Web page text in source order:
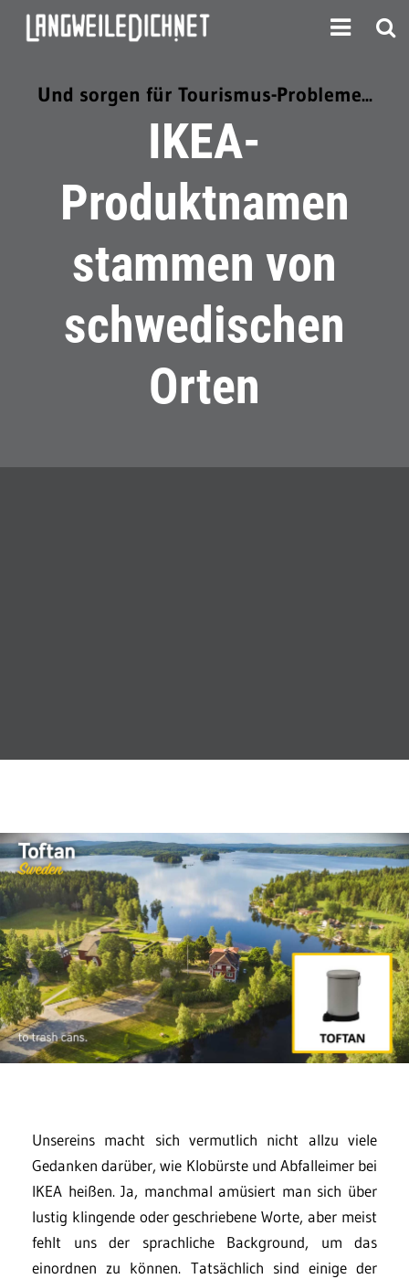
Und sorgen für Tourismus-Probleme...
IKEA-
Produktnamen
stammen von
schwedischen
Orten
Unsereins macht sich vermutlich nicht allzu viele
Gedanken darüber, wie Klobürste und Abfalleimer bei
IKEA heißen. Ja, manchmal amüsiert man sich über
lustig klingende oder geschriebene Worte, aber meist
fehlt uns der sprachliche Background, um das
einordnen zu können. Tatsächlich sind einige der